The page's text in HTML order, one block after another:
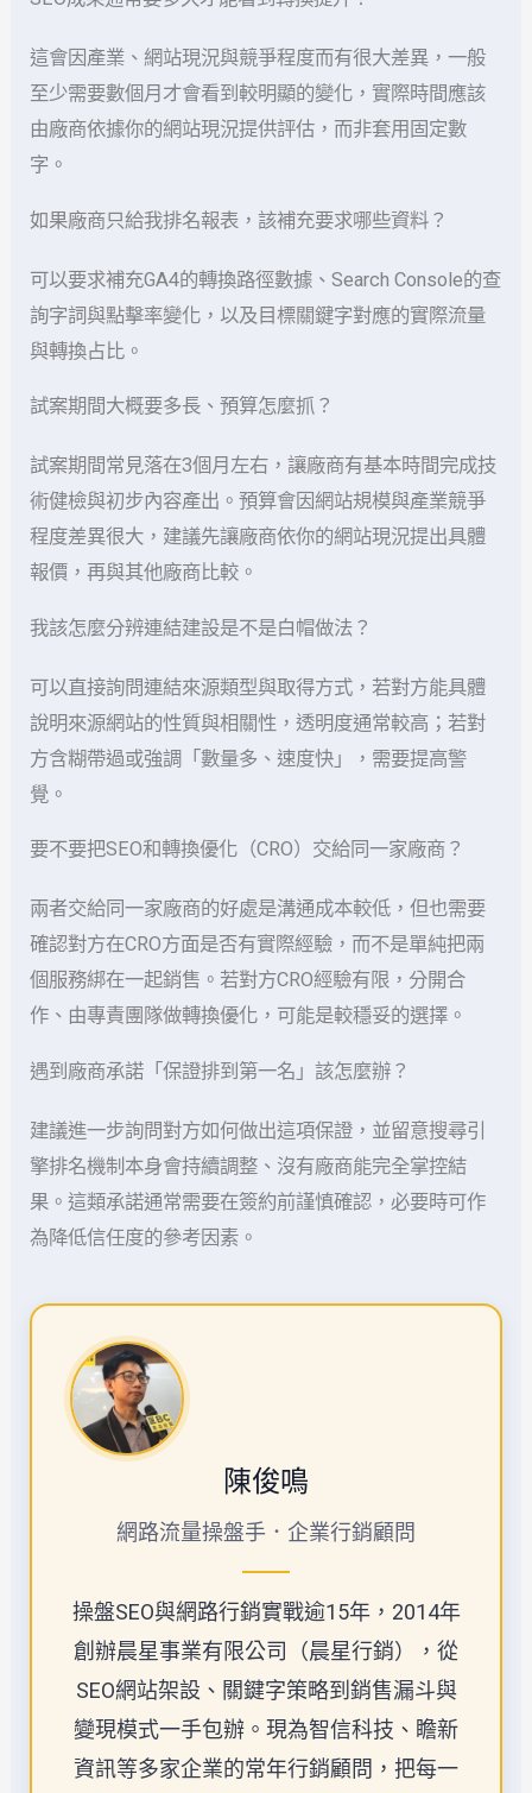
這會因產業、網站現況與競爭程度而有很大差異，一般
至少需要數個月才會看到較明顯的變化，實際時間應該
由廠商依據你的網站現況提供評估，而非套用固定數
字。
如果廠商只給我排名報表，該補充要求哪些資料？
可以要求補充GA4的轉換路徑數據、Search Console的查
詢字詞與點擊率變化，以及目標關鍵字對應的實際流量
與轉換占比。
試案期間大概要多長、預算怎麼抓？
試案期間常見落在3個月左右，讓廠商有基本時間完成技
術健檢與初步內容產出。預算會因網站規模與產業競爭
程度差異很大，建議先讓廠商依你的網站現況提出具體
報價，再與其他廠商比較。
我該怎麼分辨連結建設是不是白帽做法？
可以直接詢問連結來源類型與取得方式，若對方能具體
說明來源網站的性質與相關性，透明度通常較高；若對
方含糊帶過或強調「數量多、速度快」，需要提高警
覺。
要不要把SEO和轉換優化（CRO）交給同一家廠商？
兩者交給同一家廠商的好處是溝通成本較低，但也需要
確認對方在CRO方面是否有實際經驗，而不是單純把兩
個服務綁在一起銷售。若對方CRO經驗有限，分開合
作、由專責團隊做轉換優化，可能是較穩妥的選擇。
遇到廠商承諾「保證排到第一名」該怎麼辦？
建議進一步詢問對方如何做出這項保證，並留意搜尋引
擎排名機制本身會持續調整、沒有廠商能完全掌控結
果。這類承諾通常需要在簽約前謹慎確認，必要時可作
為降低信任度的參考因素。
陳俊鳴
網路流量操盤手．企業行銷顧問
操盤SEO與網路行銷實戰逾15年，2014年
創辦晨星事業有限公司（晨星行銷），從
SEO網站架設、關鍵字策略到銷售漏斗與
變現模式一手包辦。現為智信科技、瞻新
資訊等多家企業的常年行銷顧問，把每一